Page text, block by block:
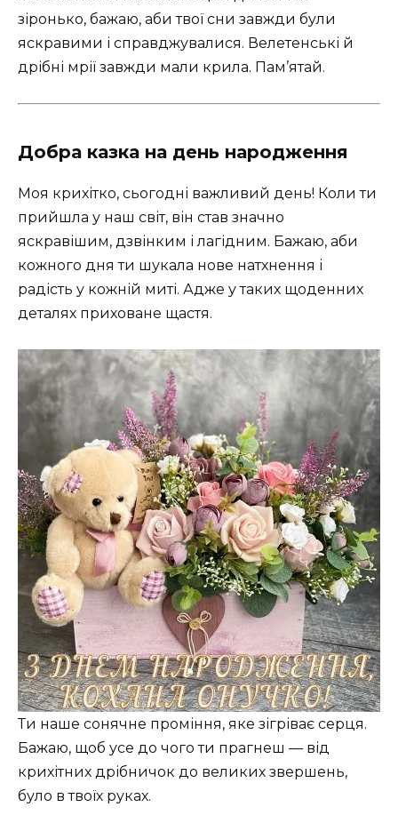
зіронько, бажаю, аби твої сни завжди були
яскравими і справджувалися. Велетенські й
дрібні мрії завжди мали крила. Пам’ятай.
Добра казка на день народження
Моя крихітко, сьогодні важливий день! Коли ти
прийшла у наш світ, він став значно
яскравішим, дзвінким і лагідним. Бажаю, аби
кожного дня ти шукала нове натхнення і
радість у кожній миті. Адже у таких щоденних
деталях приховане щастя.
Ти наше сонячне проміння, яке зігріває серця.
Бажаю, щоб усе до чого ти прагнеш — від
крихітних дрібничок до великих звершень,
було в твоїх руках.